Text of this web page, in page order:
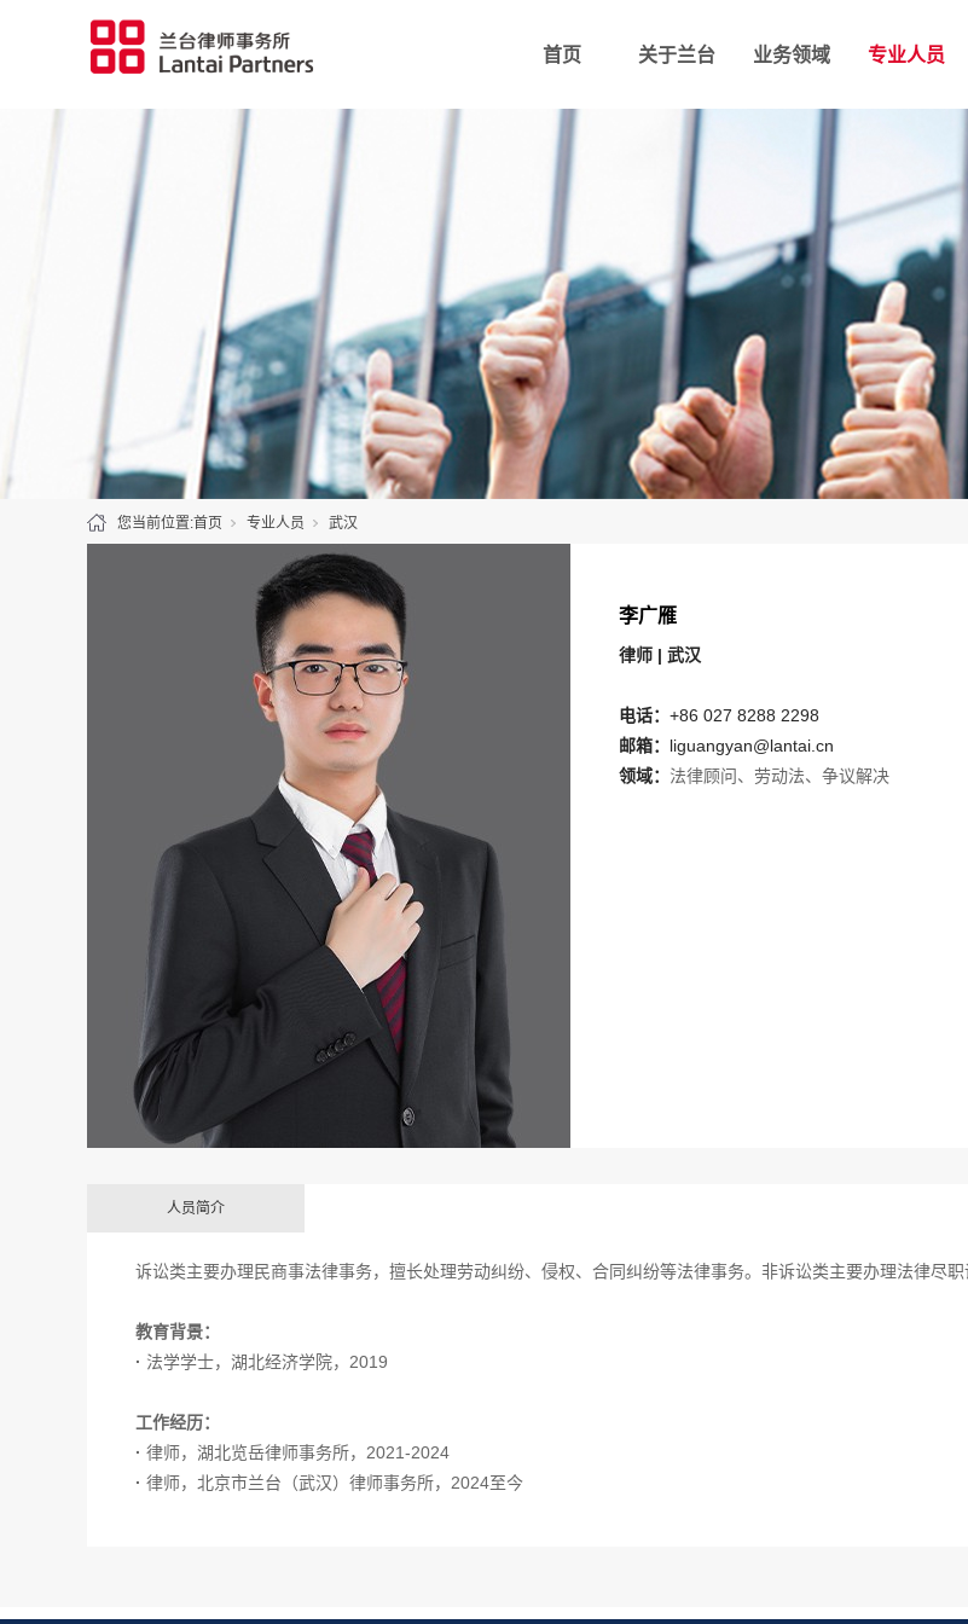
首页 关于兰台 业务领域 专业人员
您当前位置:首页 专业人员 武汉
李广雁
律师 | 武汉
电话： +86 027 8288 2298
邮箱： liguangyan@lantai.cn
领域： 法律顾问、劳动法、争议解决
人员简介
诉讼类主要办理民商事法律事务，擅长处理劳动纠纷、侵权、合同纠纷等法律事务。非诉讼类主要办理法律尽
教育背景：
· 法学学士，湖北经济学院，2019
工作经历：
· 律师，湖北览岳律师事务所，2021-2024
· 律师，北京市兰台（武汉）律师事务所，2024至今